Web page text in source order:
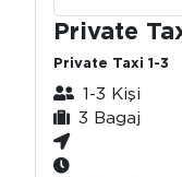
Private
Private Taxi 1-3
1-3 Kişi
3 Bagaj